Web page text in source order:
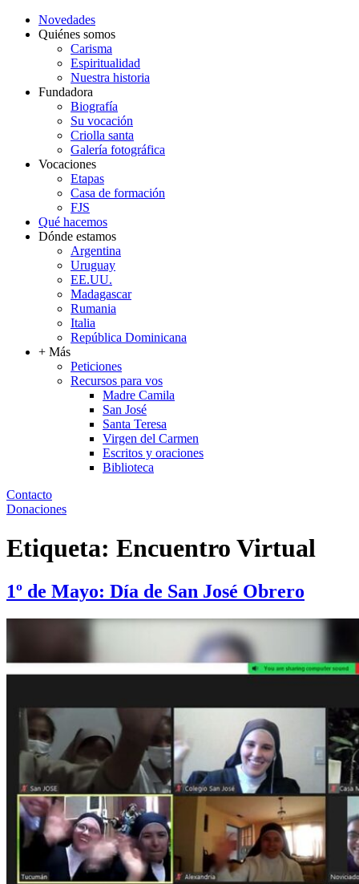
Novedades
Quiénes somos
Carisma
Espiritualidad
Nuestra historia
Fundadora
Biografía
Su vocación
Criolla santa
Galería fotográfica
Vocaciones
Etapas
Casa de formación
FJS
Qué hacemos
Dónde estamos
Argentina
Uruguay
EE.UU.
Madagascar
Rumania
Italia
República Dominicana
+ Más
Peticiones
Recursos para vos
Madre Camila
San José
Santa Teresa
Virgen del Carmen
Escritos y oraciones
Biblioteca
Contacto
Donaciones
Etiqueta: Encuentro Virtual
1º de Mayo: Día de San José Obrero